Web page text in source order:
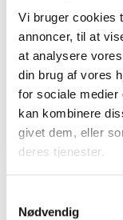
Vi bruger cookies
annoncer, til at
at analysere
din brug af vores
for sociale medier
kan kombinere
givet dem, eller
deres tjenester.
Nødvendig
mærkesager i de